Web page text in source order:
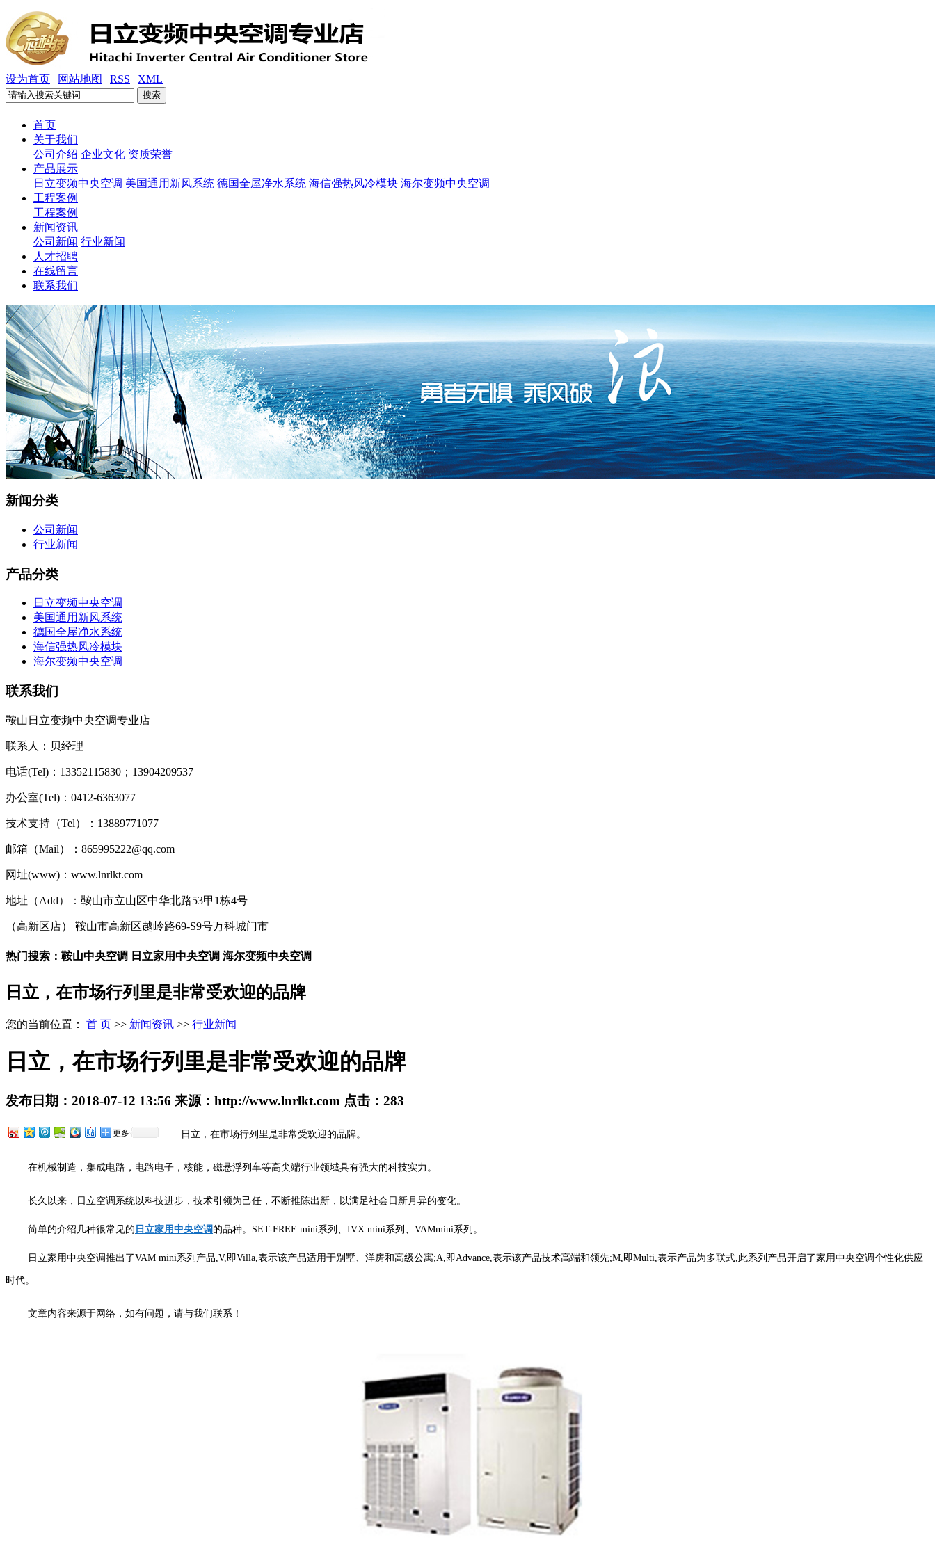
设为首页 | 网站地图 | RSS | XML
首页
关于我们
公司介绍 企业文化 资质荣誉
产品展示
日立变频中央空调 美国通用新风系统 德国全屋净水系统 海信强热风冷模块 海尔变频中央空调
工程案例
工程案例
新闻资讯
公司新闻 行业新闻
人才招聘
在线留言
联系我们
新闻分类
公司新闻
行业新闻
产品分类
日立变频中央空调
美国通用新风系统
德国全屋净水系统
海信强热风冷模块
海尔变频中央空调
联系我们
鞍山日立变频中央空调专业店
联系人：贝经理
电话(Tel)：13352115830；13904209537
办公室(Tel)：0412-6363077
技术支持（Tel）：13889771077
邮箱（Mail）：865995222@qq.com
网址(www)：www.lnrlkt.com
地址（Add）：鞍山市立山区中华北路53甲1栋4号
（高新区店） 鞍山市高新区越岭路69-S9号万科城门市
热门搜索：鞍山中央空调 日立家用中央空调 海尔变频中央空调
日立，在市场行列里是非常受欢迎的品牌
您的当前位置： 首 页 >> 新闻资讯 >> 行业新闻
日立，在市场行列里是非常受欢迎的品牌
发布日期： 2018-07-12 13:56 来源： http://www.lnrlkt.com 点击： 283
更多 日立，在市场行列里是非常受欢迎的品牌。
在机械制造，集成电路，电路电子，核能，磁悬浮列车等高尖端行业领域具有强大的科技实力。
长久以来，日立空调系统以科技进步，技术引领为己任，不断推陈出新，以满足社会日新月异的变化。
简单的介绍几种很常见的 日立家用中央空调 的品种。SET-FREE mini系列、IVX mini系列、VAMmini系列。
日立家用中央空调推出了VAM mini系列产品,V,即Villa,表示该产品适用于别墅、洋房和高级公寓;A,即Advance,表示该产品技术高端和领先;M,即Multi,表示产品为多联式,此系列产品开启了家用中央空调个性化供应
时代。
文章内容来源于网络，如有问题，请与我们联系！